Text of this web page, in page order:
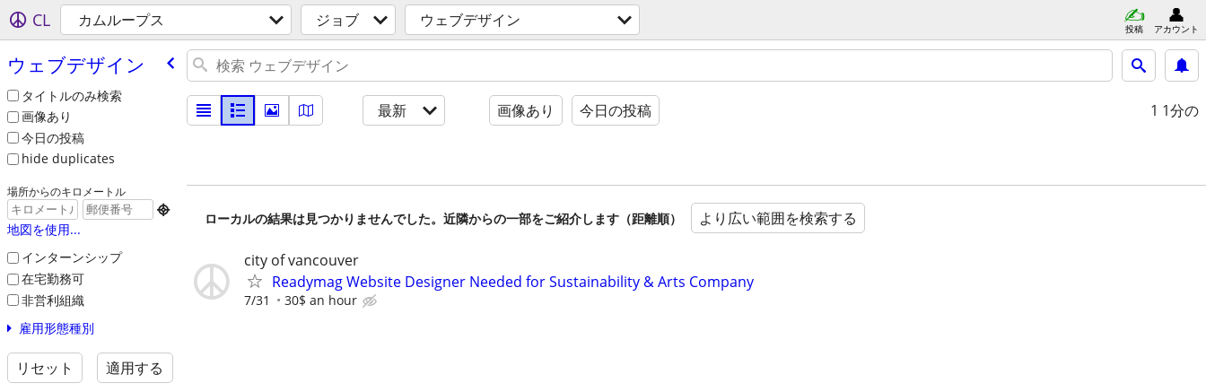
CL カムループス ジョブ ウェブデザイン 投稿 アカウント
ウェブデザイン
タイトルのみ検索
画像あり
今日の投稿
hide duplicates
場所からのキロメートル

地図を使用...
インターンシップ
在宅勤務可
非営利組織
雇用形態種別
リセット 適用する
最新 画像あり 今日の投稿 1 1分の
ローカルの結果は見つかりませんでした。近隣からの一部をご紹介します（距離順） より広い範囲を検索する
city of vancouver
Readymag Website Designer Needed for Sustainability & Arts Company
7/31 30$ an hour